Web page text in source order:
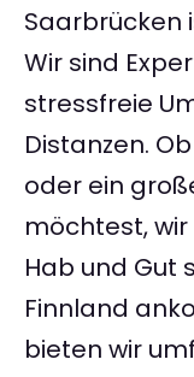
Saarbrücken
Wir sind
stressfreie
Distanzen.
oder ein
möchtest,
Hab und Gut
Finnland
bieten wir